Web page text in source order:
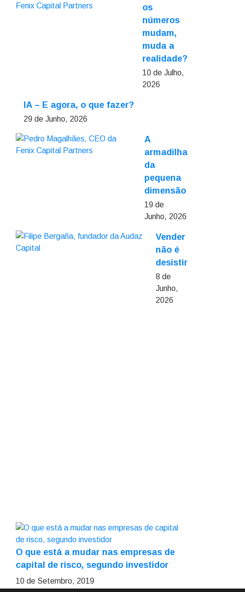
os
números
mudam,
muda a
realidade?
10 de Julho,
2026
IA – E agora, o que fazer?
29 de Junho, 2026
A
armadilha
da
pequena
dimensão
19 de
Junho, 2026
Vender
não é
desistir
8 de
Junho,
2026
O que está a mudar nas empresas de
capital de risco, segundo investidor
10 de Setembro, 2019